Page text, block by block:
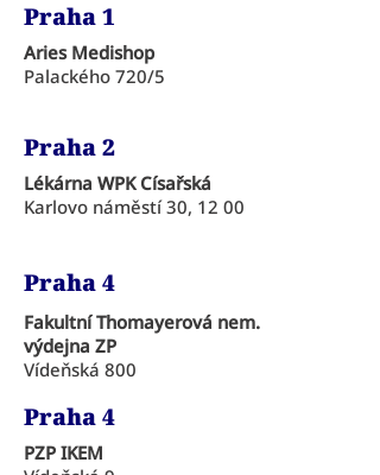
Praha 1
Aries Medishop
Palackého 720/5
Praha 2
Lékárna WPK Císařská
Karlovo náměstí 30, 12 00
Praha 4
Fakultní Thomayerová nem.
výdejna ZP
Vídeňská 800
Praha 4
PZP IKEM